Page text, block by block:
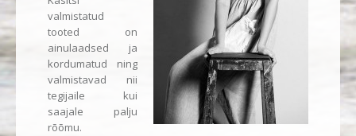
valmistatud
tooted on
ainulaadsed ja
kordumatud ning
valmistavad nii
tegijaile kui
saajale palju
rõõmu.